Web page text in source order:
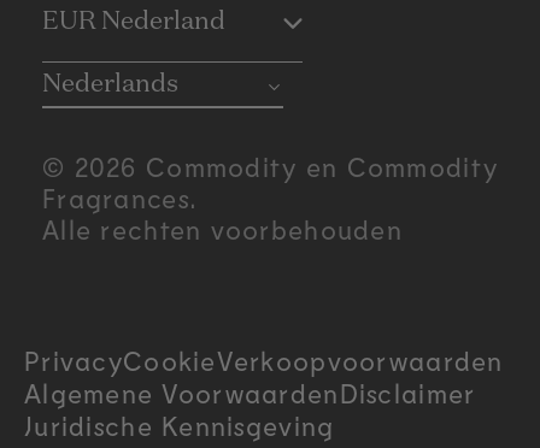
C
o
u
n
y
/
EUR Nederland
Nederlands
© 2026 Commodity en Commodity
Fragrances.
Alle rechten voorbehouden
PrivacyCookieVerkoopvoorwaarden
Algemene VoorwaardenDisclaimer
Juridische Kennisgeving